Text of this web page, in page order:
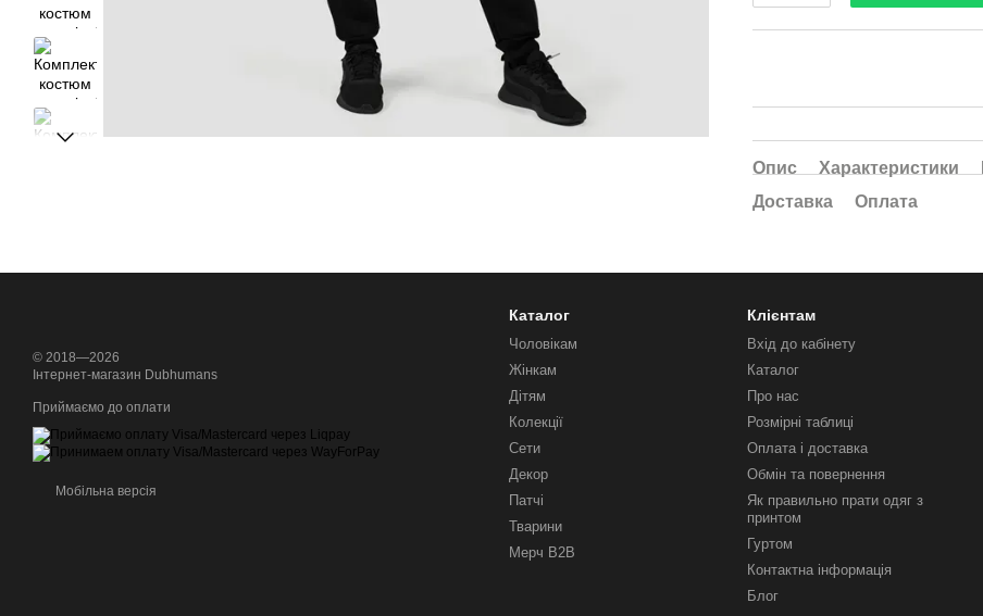
Опис Характеристики
Доставка
Оплата
© 2018—2026
Інтернет-магазин Dubhumans
Приймаємо до оплати
Мобільна версія
Каталог
Чоловікам
Жінкам
Дітям
Колекції
Сети
Декор
Патчі
Тварини
Мерч B2B
Клієнтам
Вхід до кабінету
Каталог
Про нас
Розмірні таблиці
Оплата і доставка
Обмін та повернення
Як правильно прати одяг з
принтом
Гуртом
Контактна інформація
Блог